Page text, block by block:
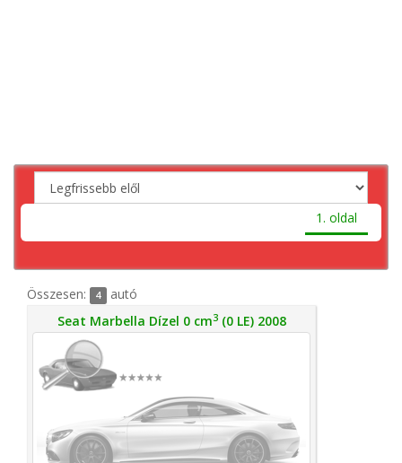
1. oldal
Összesen: 4 autó
Seat Marbella Dízel 0 cm3(0 LE) 2008